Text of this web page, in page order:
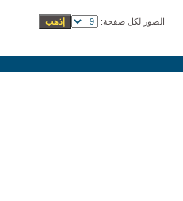
الصور لكل صفحة: